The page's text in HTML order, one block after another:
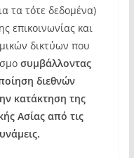
τα τότε δεδομένα)
επικοινωνίας και
δικτύων που
συμβάλλοντας
διεθνών
κατάκτηση της
Ασίας από τις